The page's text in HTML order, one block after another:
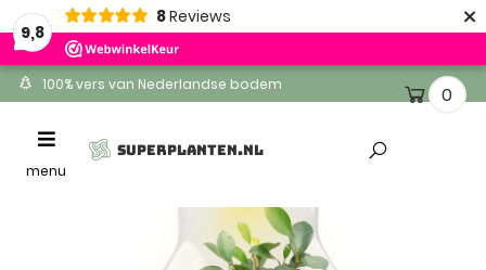
9,8
8Reviews ×
100% vers van Nederlandse bodem
Altijd gratis levering
Toggle
navigation
menu
SUPERPLANTEN.NL
0